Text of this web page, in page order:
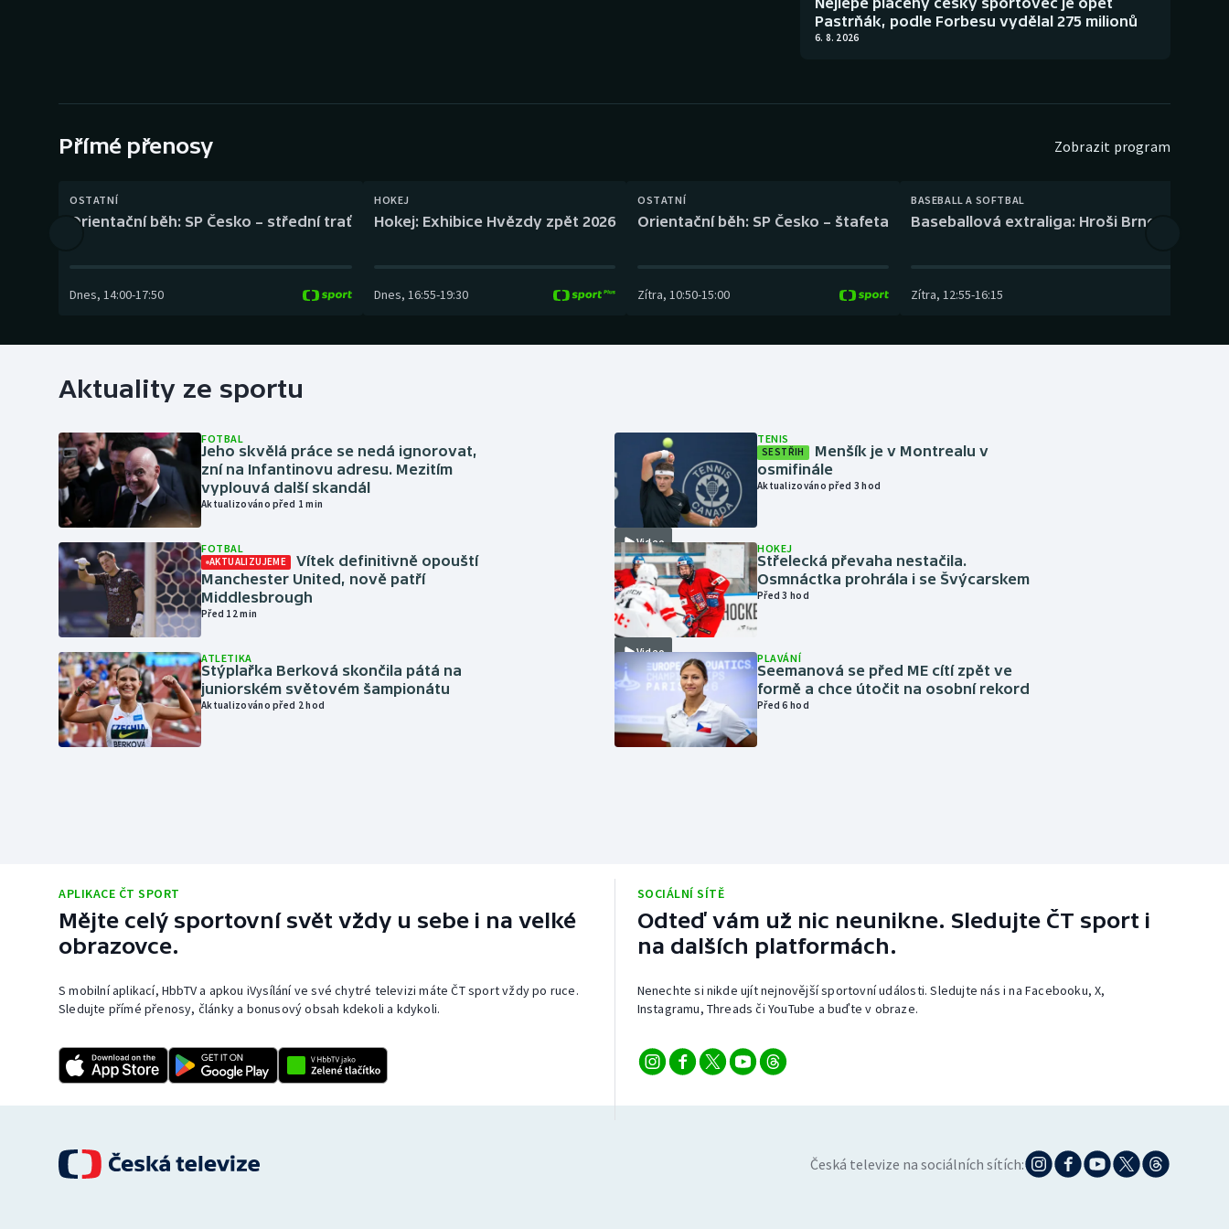
Gymnastika Plážový volejbal
Pastrňák, podle Forbesu vydělal 275 milionů
6. 8. 2026
Přímé přenosy Zobrazit program
OSTATNÍ
Orientační běh: SP Česko – střední trať
Dnes, 14:00-17:50
HOKEJ
Hokej: Exhibice Hvězdy zpět 2026
Dnes, 16:55-19:30
OSTATNÍ
Orientační běh: SP Česko – štafeta
Zítra, 10:50-15:00
BASEBALL A SOFTBAL
Baseballová extraliga: Hroši Brno – Eagles
Zítra, 12:55-16:15
Aktuality ze sportu
FOTBAL
Jeho skvělá práce se nedá ignorovat,
zní na Infantinovu adresu. Mezitím
vyplouvá další skandál
Aktualizováno před 1 min
FOTBAL
AKTUALIZUJEME
Vítek definitivně opouští
Manchester United, nově patří
Middlesbrough
Před 12 min
ATLETIKA
Stýplařka Berková skončila pátá na
juniorském světovém šampionátu
Aktualizováno před 2 hod
Video
TENIS
SESTŘIH
Menšík je v Montrealu v
osmifinále
Aktualizováno před 3 hod
Video
HOKEJ
Střelecká převaha nestačila.
Osmnáctka prohrála i se Švýcarskem
Před 3 hod
PLAVÁNÍ
Seemanová se před ME cítí zpět ve
formě a chce útočit na osobní rekord
Před 6 hod
APLIKACE ČT SPORT
Mějte celý sportovní svět vždy u sebe i na velké
obrazovce.
S mobilní aplikací, HbbTV a apkou iVysílání ve své chytré televizi máte ČT sport vždy po ruce.
Sledujte přímé přenosy, články a bonusový obsah kdekoli a kdykoli.
SOCIÁLNÍ SÍTĚ
Odteď vám už nic neunikne. Sledujte ČT sport i
na dalších platformách.
Nenechte si nikde ujít nejnovější sportovní události. Sledujte nás i na Facebooku, X,
Instagramu, Threads či YouTube a buďte v obraze.
Česká televize na sociálních sítích: